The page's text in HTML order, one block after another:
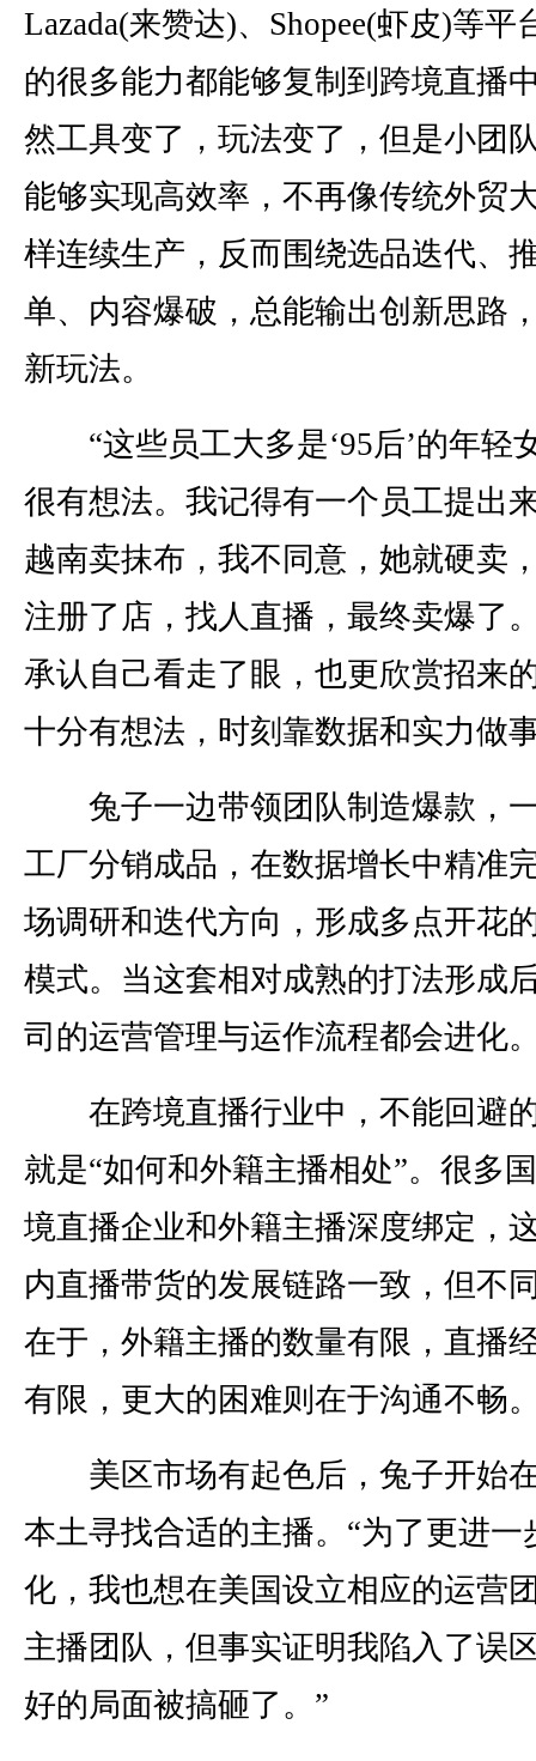
Lazada(来赞达)、Shopee(虾皮)等平
的很多能力都能够复制到跨境直播
然工具变了，玩法变了，但是小团
能够实现高效率，不再像传统外贸
样连续生产，反而围绕选品迭代、
单、内容爆破，总能输出创新思路
新玩法。
“这些员工大多是‘95后’的年轻
很有想法。我记得有一个员工提出
越南卖抹布，我不同意，她就硬卖
注册了店，找人直播，最终卖爆了
承认自己看走了眼，也更欣赏招来
十分有想法，时刻靠数据和实力做
兔子一边带领团队制造爆款，
工厂分销成品，在数据增长中精准
场调研和迭代方向，形成多点开花
模式。当这套相对成熟的打法形成
司的运营管理与运作流程都会进化
在跨境直播行业中，不能回避
就是“如何和外籍主播相处”。很多
境直播企业和外籍主播深度绑定，
内直播带货的发展链路一致，但不
在于，外籍主播的数量有限，直播
有限，更大的困难则在于沟通不畅
美区市场有起色后，兔子开始
本土寻找合适的主播。“为了更进一
化，我也想在美国设立相应的运营
主播团队，但事实证明我陷入了误
好的局面被搞砸了。”